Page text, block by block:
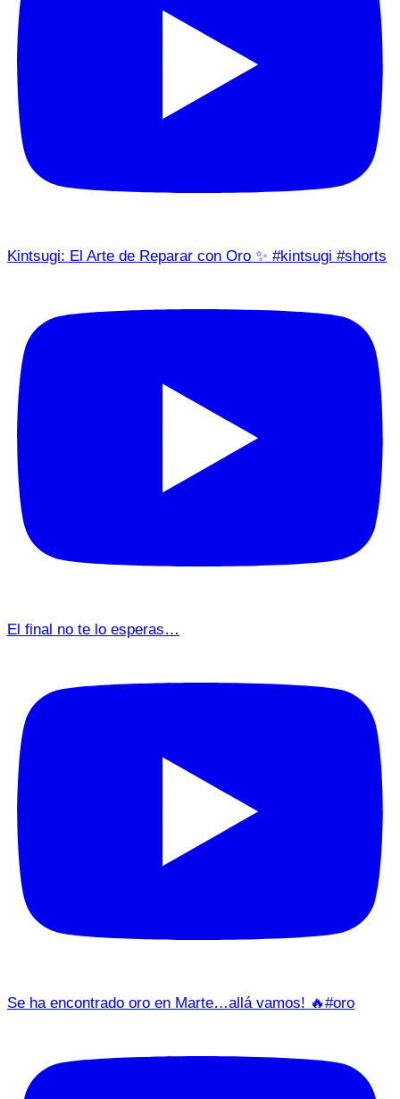
Kintsugi: El Arte de Reparar con Oro ✨ #kintsugi #shorts
El final no te lo esperas…
Se ha encontrado oro en Marte…allá vamos! 🔥#oro